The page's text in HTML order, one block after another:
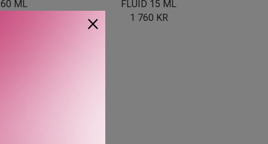
60 ML
FLUID 15 ML
1 760 KR
×